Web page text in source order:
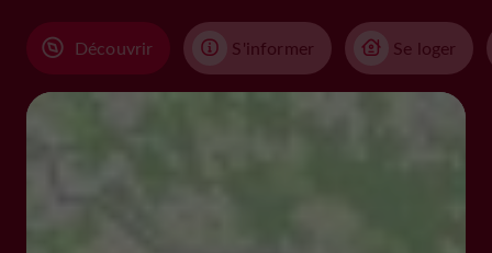
Découvrir S'informer Se loger